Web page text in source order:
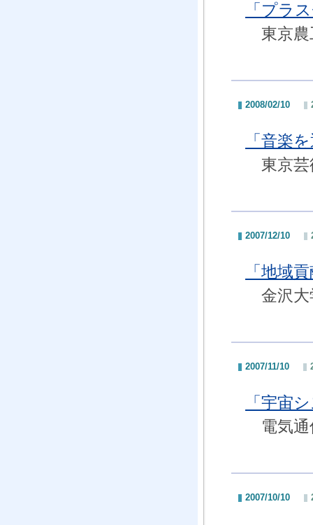
「プラ
東京農
2008/02/10
「音楽
東京芸
2007/12/10
「地域
金沢大
2007/11/10
「宇宙
電気通
2007/10/10